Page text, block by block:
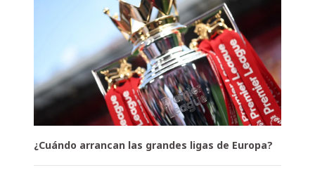
¿Cuándo arrancan las grandes ligas de Europa?